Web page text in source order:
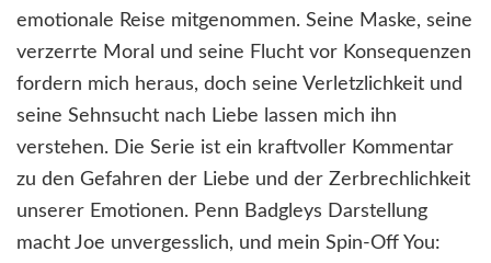
emotionale Reise mitgenommen. Seine Maske, seine
verzerrte Moral und seine Flucht vor Konsequenzen
fordern mich heraus, doch seine Verletzlichkeit und
seine Sehnsucht nach Liebe lassen mich ihn
verstehen. Die Serie ist ein kraftvoller Kommentar
zu den Gefahren der Liebe und der Zerbrechlichkeit
unserer Emotionen. Penn Badgleys Darstellung
macht Joe unvergesslich, und mein Spin-Off You: